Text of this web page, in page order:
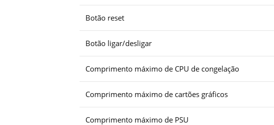
Botão reset
Botão ligar/desligar
Comprimento máximo de CPU de congelação
Comprimento máximo de cartões gráficos
Comprimento máximo de PSU